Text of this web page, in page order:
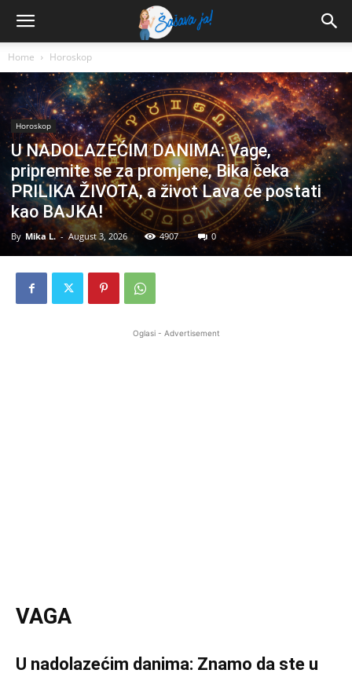
Home Horoskop
Horoskop
U NADOLAZEĆIM DANIMA: Vage,
pripremite se za promjene, Bika čeka
PRILIKA ŽIVOTA, a život Lava će postati
kao BAJKA!
By Mika L. - August 3, 2026 4907 0
Oglasi - Advertisement
VAGA
U nadolazećim danima: Znamo da ste u